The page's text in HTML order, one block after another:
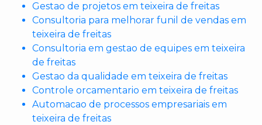
Gestao de projetos em teixeira de freitas
Consultoria para melhorar funil de vendas em
teixeira de freitas
Consultoria em gestao de equipes em teixeira
de freitas
Gestao da qualidade em teixeira de freitas
Controle orcamentario em teixeira de freitas
Automacao de processos empresariais em
teixeira de freitas